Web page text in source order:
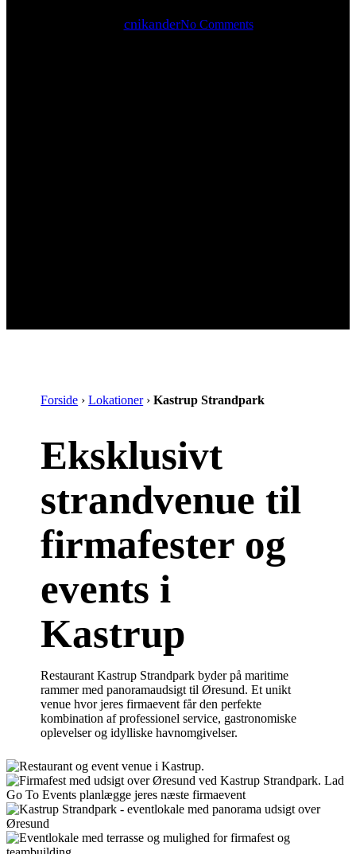
cnikanderNo Comments
Forside ›Lokationer›Kastrup Strandpark
Eksklusivt
strandvenue til
firmafester og
events i
Kastrup
Restaurant Kastrup Strandpark byder på maritime
rammer med panoramaudsigt til Øresund. Et unikt
venue hvor jeres firmaevent får den perfekte
kombination af professionel service, gastronomiske
oplevelser og idylliske havnomgivelser.